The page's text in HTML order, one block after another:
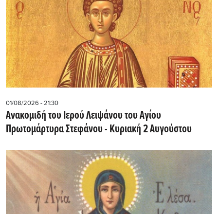
01/08/2026 - 21:30
Ανακομιδή του Ιερού Λειψάνου του Αγίου
Πρωτομάρτυρα Στεφάνου - Κυριακή 2 Αυγούστου